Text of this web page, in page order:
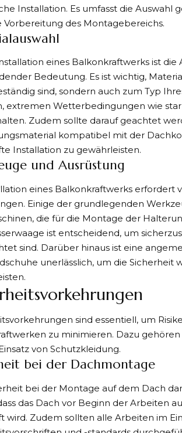
Installation. Es umfasst die Auswahl
Vorbereitung des Montagebereichs.
eines Balkonkraftwerks ist die
Bedeutung. Es ist wichtig,
sind, sondern auch zum Typ
extremen Wetterbedingungen wie
Zudem sollte darauf geachtet
kompatibel mit der
Installation zu gewährleisten.
und Ausrüstung
eines Balkonkraftwerks erfordert
Einige der grundlegenden
die für die Montage der
ist entscheidend, um
sind. Darüber hinaus ist eine
unerlässlich, um die Sicherheit
sind essentiell, um
zu minimieren. Dazu
von Schutzkleidung.
bei der Dachmontage
bei der Montage auf dem Dach
das Dach vor Beginn der Arbeiten
wird. Zudem sollten alle Arbeiten im